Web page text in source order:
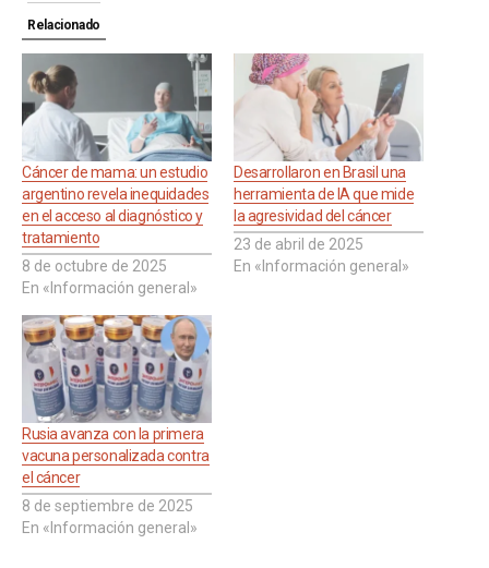
Relacionado
Cáncer de mama: un estudio
argentino revela inequidades
en el acceso al diagnóstico y
tratamiento
8 de octubre de 2025
En «Información general»
Desarrollaron en Brasil una
herramienta de IA que mide
la agresividad del cáncer
23 de abril de 2025
En «Información general»
Rusia avanza con la primera
vacuna personalizada contra
el cáncer
8 de septiembre de 2025
En «Información general»